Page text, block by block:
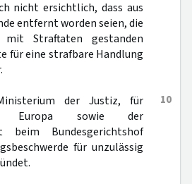
nicht ersichtlich, dass aus
entfernt worden seien, die
mit Straftaten gestanden
für eine strafbare Handlung
10
der Justiz, für
Europa sowie der
beim Bundesgerichtshof
für unzulässig